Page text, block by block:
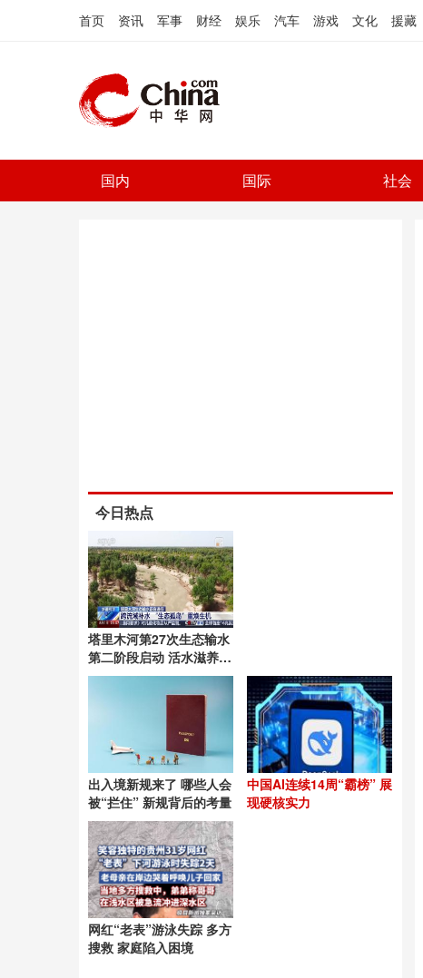
首页 资讯 军事 财经 娱乐 汽车 游戏 文化 援藏
国内 国际 社会
今日热点
塔里木河第27次生态输水
第二阶段启动 活水滋养绿
洲
出入境新规来了 哪些人会
被“拦住” 新规背后的考量
中国AI连续14周“霸榜” 展
现硬核实力
网红“老表”游泳失踪 多方
搜救 家庭陷入困境